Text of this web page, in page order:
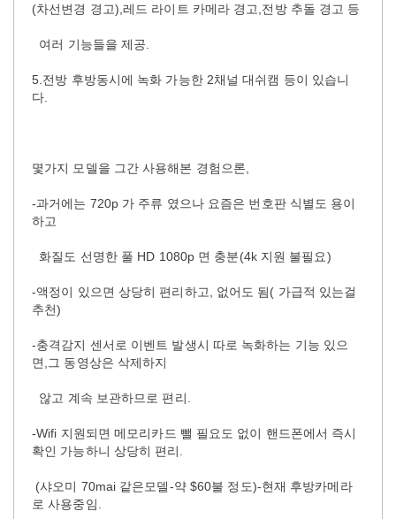
(차선변경 경고),레드 라이트 카메라 경고,전방 추돌 경고 등
여러 기능들을 제공.
5.전방 후방동시에 녹화 가능한 2채널 대쉬캠 등이 있습니
다.
몇가지 모델을 그간 사용해본 경험으론,
-과거에는 720p 가 주류 였으나 요즘은 번호판 식별도 용이
하고
화질도 선명한 풀 HD 1080p 면 충분(4k 지원 불필요)
-액정이 있으면 상당히 편리하고, 없어도 됨( 가급적 있는걸
추천)
-충격감지 센서로 이벤트 발생시 따로 녹화하는 기능 있으
면,그 동영상은 삭제하지
않고 계속 보관하므로 편리.
-Wifi 지원되면 메모리카드 뺄 필요도 없이 핸드폰에서 즉시
확인 가능하니 상당히 편리.
(샤오미 70mai 같은모델-약 $60불 정도)-현재 후방카메라
로 사용중임.